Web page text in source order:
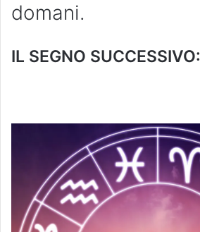
domani.
IL SEGNO SUCCESSIVO: